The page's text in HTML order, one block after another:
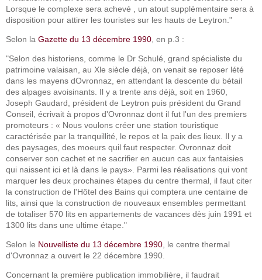
Lorsque le complexe sera achevé , un atout supplémentaire sera à
disposition pour attirer les touristes sur les hauts de Leytron."
Selon la Gazette du 13 décembre 1990 , en p.3 :
"Selon des historiens, comme le Dr Schulé, grand spécialiste du
patrimoine valaisan, au Xle siècle déjà, on venait se reposer lété
dans les mayens dOvronnaz, en attendant la descente du bétail
des alpages avoisinants. Il y a trente ans déjà, soit en 1960,
Joseph Gaudard, président de Leytron puis président du Grand
Conseil, écrivait à propos d'Ovronnaz dont il fut l'un des premiers
promoteurs : « Nous voulons créer une station touristique
caractérisée par la tranquillité, le repos et la paix des lieux. Il y a
des paysages, des moeurs quil faut respecter. Ovronnaz doit
conserver son cachet et ne sacrifier en aucun cas aux fantaisies
qui naissent ici et là dans le pays». Parmi les réalisations qui vont
marquer les deux prochaines étapes du centre thermal, il faut citer
la construction de l'Hôtel des Bains qui comptera une centaine de
lits, ainsi que la construction de nouveaux ensembles permettant
de totaliser 570 lits en appartements de vacances dès juin 1991 et
1300 lits dans une ultime étape."
Selon le Nouvelliste du 13 décembre 1990 , le centre thermal
d'Ovronnaz a ouvert le 22 décembre 1990.
Concernant la première publication immobilière, il faudrait